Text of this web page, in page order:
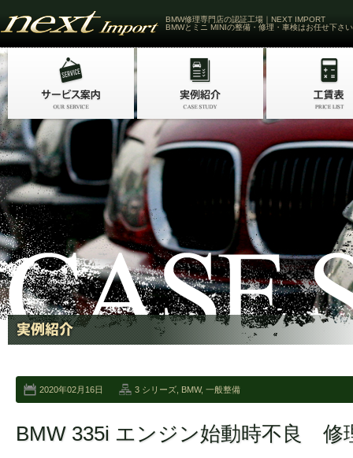
BMW修理専門店の認証工場｜NEXT IMPORT
BMWとミニ MINIの整備・修理・車検はお任せ下さい
2020年02月16日 3 シリーズ BMW, 一般整備
BMW 335i エンジン始動時不良 修